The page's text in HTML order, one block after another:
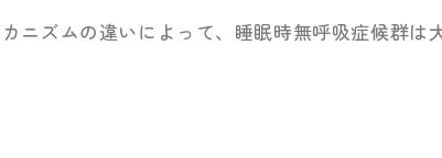
ニズムの違いによって、睡眠時無呼吸症候群は